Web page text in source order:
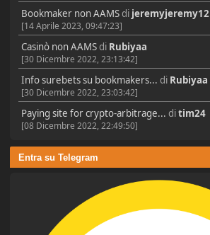
Bookmaker non AAMSdi jeremyjeremy12
[14 Aprile 2023, 09:47:23]
Casinò non AAMSdi Rubiyaa
[30 Dicembre 2022, 23:13:42]
Info surebets su bookmakers... di Rubiyaa
[30 Dicembre 2022, 23:03:42]
Paying site for crypto-arbitrage... ditim24
[08 Dicembre 2022, 22:49:50]
Entra su Telegram